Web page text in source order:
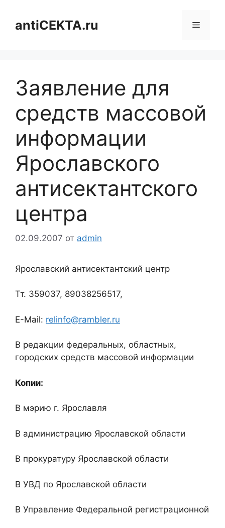
содержимому
antiCEKTA.ru Меню
Заявление для
средств массовой
информации
Ярославского
антисектантского
центра
02.09.2007 от admin
Ярославский антисектантский центр
Тт. 359037, 89038256517,
E-Mail: relinfo@rambler.ru
В редакции федеральных, областных,
городских средств массовой информации
Копии:
В мэрию г. Ярославля
В администрацию Ярославской области
В прокуратуру Ярославской области
В УВД по Ярославской области
В Управление Федеральной регистрационной